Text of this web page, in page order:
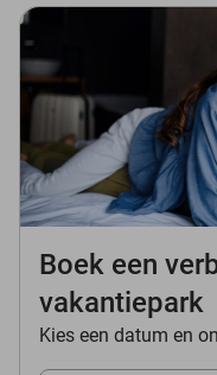
Boek een
vakantiepark
Kies een datum en